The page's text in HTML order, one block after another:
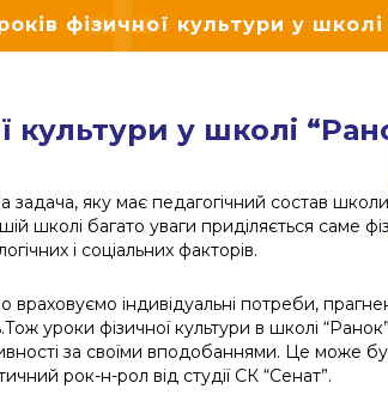
фізичної культури у школі
культури у школі
задача, яку має педагогічний состав
школі багато уваги приділяється саме
і соціальних факторів.
враховуємо індивідуальні потреби,
уроки фізичної культури в школі
за своїми вподобаннями. Це може
рок-н-рол від студії СК “Сенат”.